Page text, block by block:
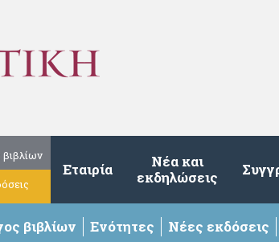
Εταιρία
Νέα και
εκδηλώσεις
βιβλίων Ενότητες Νέες εκδόσεις